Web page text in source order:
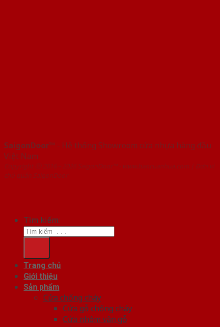
SaigonDoor™ - Hệ thống Showroom cửa nhựa hàng đầu
Việt Nam
Copyright ⓒ 2016 – 2026 SaigonDoor™ - www.bancuanhua.com | Đơn vị
chủ quản SaigonDoor
Tìm kiếm:
Trang chủ
Giới thiệu
Sản phẩm
Cửa chống cháy
Cửa gỗ chống cháy
Cửa nhôm vân gỗ